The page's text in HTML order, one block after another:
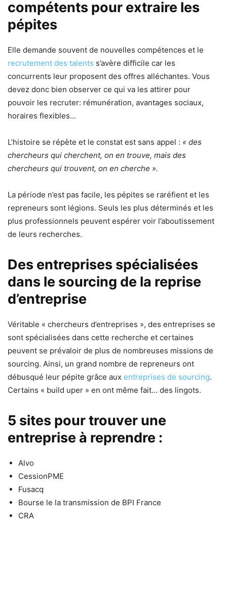
compétents pour extraire les
pépites
Elle demande souvent de nouvelles compétences et le
recrutement des talents s’avère difficile car les
concurrents leur proposent des offres alléchantes. Vous
devez donc bien observer ce qui va les attirer pour
pouvoir les recruter: rémunération, avantages sociaux,
horaires flexibles…
L’histoire se répète et le constat est sans appel : « des
chercheurs qui cherchent, on en trouve, mais des
chercheurs qui trouvent, on en cherche ».
La période n’est pas facile, les pépites se raréfient et les
repreneurs sont légions. Seuls les plus déterminés et les
plus professionnels peuvent espérer voir l’aboutissement
de leurs recherches.
Des entreprises spécialisées
dans le sourcing de la reprise
d’entreprise
Véritable « chercheurs d’entreprises », des entreprises se
sont spécialisées dans cette recherche et certaines
peuvent se prévaloir de plus de nombreuses missions de
sourcing. Ainsi, un grand nombre de repreneurs ont
débusqué leur pépite grâce aux entreprises de sourcing.
Certains « build uper » en ont même fait… des lingots.
5 sites pour trouver une
entreprise à reprendre :
Alvo
CessionPME
Fusacq
Bourse le la transmission de BPI France
CRA